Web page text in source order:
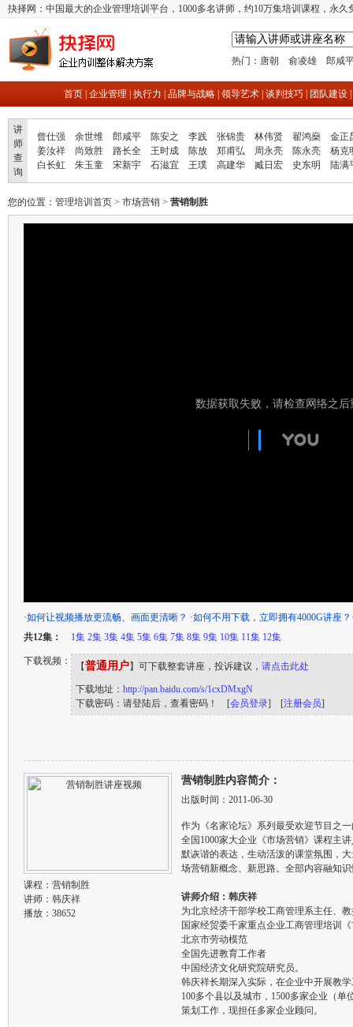
抉择网：中国最大的企业管理培训平台，1000多名讲师，约10万集培训课程，永
热门： 唐朝 俞凌雄 郎咸
首页| 企业管理 执行力 品牌与战略| 领导艺术| 谈判技巧| 团队建设|
讲
师
查
询
曾仕强 余世维 郎咸平 陈安之 李践 张锦贵 林伟贤 翟鸿燊
金正
姜汝祥
尚致胜 路长全 王时成 陈放 郑甫弘 周永亮 陈永亮
杨克
白长虹
朱玉童 宋新宇 石滋宜 王璞 高建华 臧日宏 史东明 陆满
您的位置： 管理培训首页 > 市场营销 > 营销制胜
·如何让视频播放更流畅、画面更清晰？ ·如何不用下载，立即拥有4000G讲座？
共12集：
1集 2集 3集 4集 5集 6集 7集 8集 9集 10集 11集 12集
下载视频： 【普通用户】可下载整套讲座，投诉建议， 请点击此处
下载地址： http://pan.baidu.com/s/1cxDMxgN
下载密码：请登陆后，查看密码！ [会员登录] [注册会员]
课程： 营销制胜
讲师： 韩庆祥
播放：38652
营销制胜内容简介：
出版时间：2011-06-30
作为《名家论坛》系列最受欢迎节目之
全国1000家大企业《市场营销》课程主
默诙谐的表达，生动活泼的课堂氛围，
场营销新概念、新思路。全部内容融知
讲师介绍：韩庆祥
为北京经济干部学校工商管理系主任、
国家经贸委千家重点企业工商管理培训
北京市劳动模范
全国先进教育工作者
中国经济文化研究院研究员。
韩庆祥长期深入实际，在企业中开展教
100多个县以及城市，1500多家企业（
策划工作，现担任多家企业顾问。